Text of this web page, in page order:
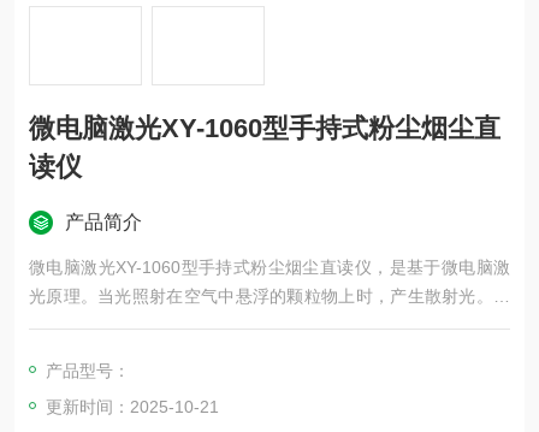
微电脑激光XY-1060型手持式粉尘烟尘直
读仪
产品简介
微电脑激光XY-1060型手持式粉尘烟尘直读仪，是基于微电脑激
光原理。当光照射在空气中悬浮的颗粒物上时，产生散射光。在
颗粒物性质一定的条件下，颗粒物的散射光强度与其质量浓度成
粒物质量浓度。
产品型号：
更新时间：2025-10-21